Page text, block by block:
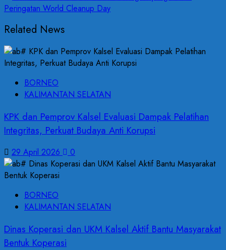
Related News
BORNEO
KALIMANTAN SELATAN
KPK dan Pemprov Kalsel Evaluasi Dampak Pelatihan
Integritas, Perkuat Budaya Anti Korupsi
29 April 2026 0
BORNEO
KALIMANTAN SELATAN
Dinas Koperasi dan UKM Kalsel Aktif Bantu Masyarakat
Bentuk Koperasi